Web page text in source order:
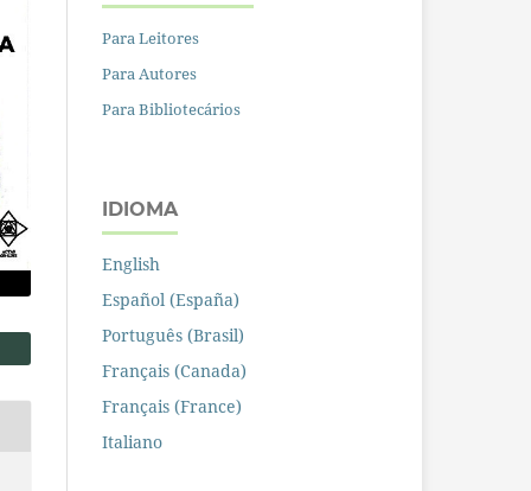
Para Leitores
Para Autores
Para Bibliotecários
IDIOMA
English
Español (España)
Português (Brasil)
Français (Canada)
Français (France)
Italiano